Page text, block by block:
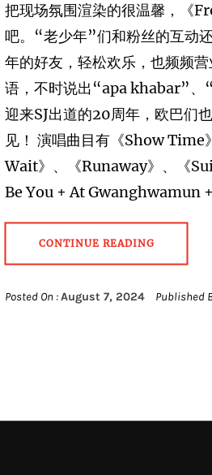
把现场氛围渲染的很温馨，《
吧。“老少年”们和粉丝的互动
年的好友，轻松欢乐，也频频
语，不时说出“apa khabar”
迎来SJ出道的20周年，欧巴们
见！ 演唱曲目有《Show
Wait》、《Runaway》、《
Be You + At Gwanghwamun
CONTINUE READING
Posted On :August 7, 2024 Published